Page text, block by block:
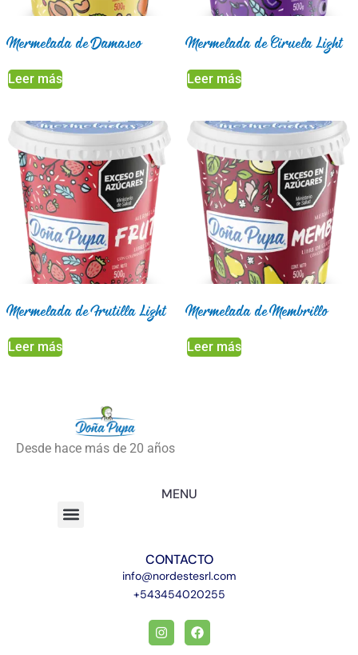
Mermelada de Damasco
Leer más
Mermelada de Ciruela Light
Leer más
Mermelada de Frutilla Light
Leer más
Mermelada de Membrillo
Leer más
Desde hace más de 20 años
MENU
CONTACTO
info@nordestesrl.com
+543454020255